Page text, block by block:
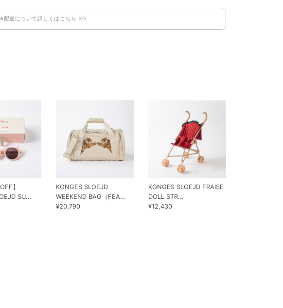
※配送について詳しくはこちら
】
SU...
KONGES SLOEJD
WEEKEND BAG（FEA...
¥20,790
KONGES SLOEJD FRAISE
DOLL STR...
¥12,430